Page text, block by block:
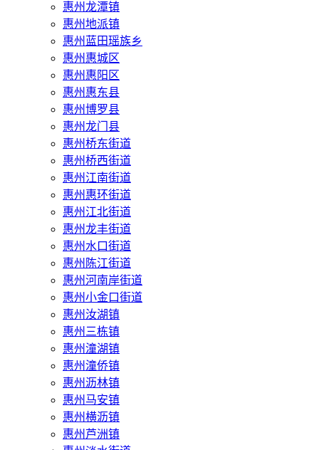
惠州龙潭镇
惠州地派镇
惠州蓝田瑶族乡
惠州惠城区
惠州惠阳区
惠州惠东县
惠州‌博罗县
惠州‌龙门县
惠州桥东街道
惠州桥西街道
惠州江南街道
惠州惠环街道
惠州江北街道
惠州龙丰街道
惠州水口街道
惠州陈江街道
惠州河南岸街道
惠州小金口街道
惠州汝湖镇
惠州三栋镇
惠州潼湖镇
惠州潼侨镇
惠州沥林镇
惠州马安镇
惠州横沥镇
惠州芦洲镇